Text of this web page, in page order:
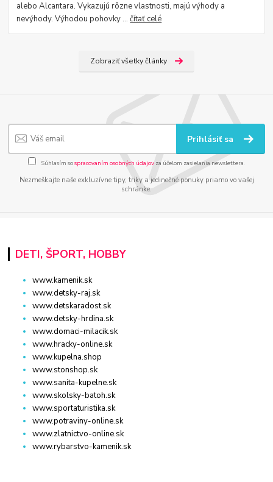
alebo Alcantara. Vykazujú rôzne vlastnosti, majú výhody a
nevýhody. Výhodou pohovky ...čítať celé
Zobraziť všetky články
Prihlásiť sa
Súhlasím sospracovaním osobných údajov za účelom zasielania newslettera.
Nezmeškajte naše exkluzívne tipy, triky a jedinečné ponuky priamo vo vašej
schránke.
DETI, ŠPORT, HOBBY
www.kamenik.sk
www.detsky-raj.sk
www.detskaradost.sk
www.detsky-hrdina.sk
www.domaci-milacik.sk
www.hracky-online.sk
www.kupelna.shop
www.stonshop.sk
www.sanita-kupelne.sk
www.skolsky-batoh.sk
www.sportaturistika.sk
www.potraviny-online.sk
www.zlatnictvo-online.sk
www.rybarstvo-kamenik.sk